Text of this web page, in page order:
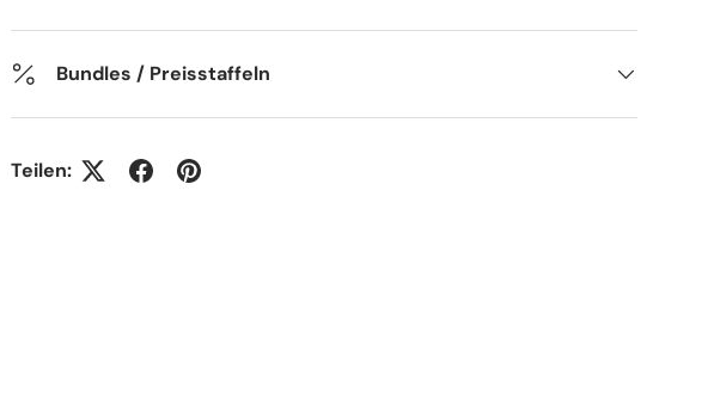
Bundles / Preisstaffeln
Teilen: